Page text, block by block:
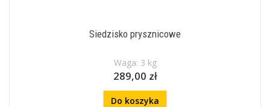
Siedzisko prysznicowe
Waga: 3 kg
289,00 zł
Do koszyka